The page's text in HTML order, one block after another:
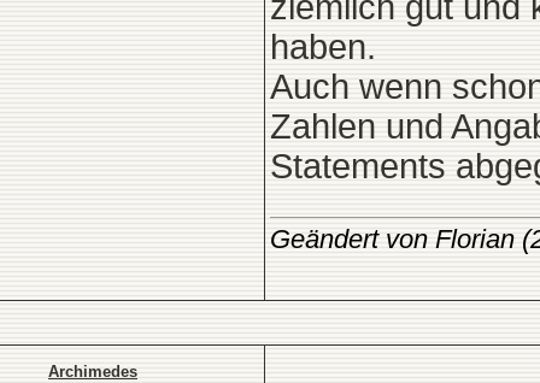
haben.
Auch wenn
Zahlen und
Statements
Geändert von Florian
Archimedes